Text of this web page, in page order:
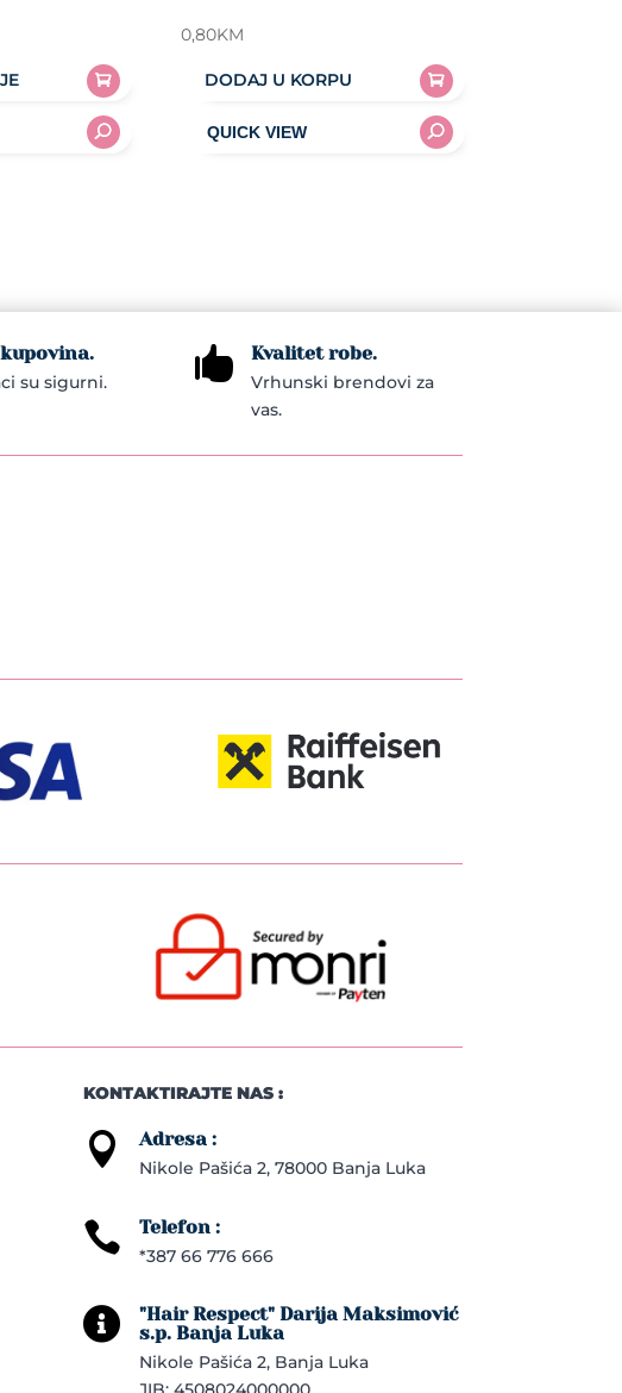
0,80KM
DODAJ U KORPU
su sigurni.  Kvalitet robe.
Vrhunski brendovi za
vas.
KONTAKTIRAJTE NAS :
 Adresa :
Nikole Pašića 2, 78000 Banja Luka
 Telefon :
*387 66 776 666

"Hair Respect" Darija Maksimović
s.p. Banja Luka
Nikole Pašića 2, Banja Luka